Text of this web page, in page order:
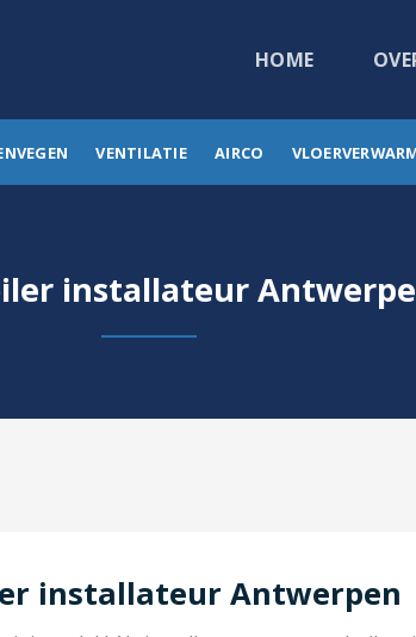
HOME
VENTILATIE AIRCO
installateur
installateur Antwerpen